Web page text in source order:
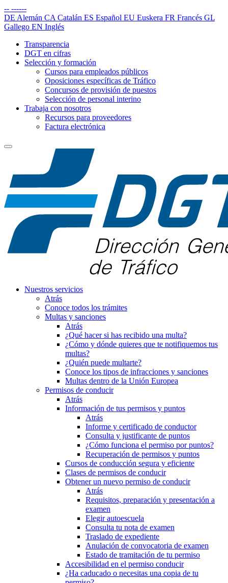
-- ------
DE Alemán CA Catalán ES Español EU Euskera FR Francés GL
Gallego EN Inglés
Transparencia
DGT en cifras
Selección y formación
Cursos para empleados públicos
Oposiciones específicas de Tráfico
Concursos de provisión de puestos
Selección de personal interino
Trabaja con nosotros
Recursos para proveedores
Factura electrónica
Nuestros servicios
Atrás
Conoce todos los trámites
Multas y sanciones
Atrás
¿Qué hacer si has recibido una multa?
¿Cómo y dónde quieres que te notifiquemos tus
multas?
¿Quién puede multarte?
Conoce los tipos de infracciones y sanciones
Multas dentro de la Unión Europea
Permisos de conducir
Atrás
Información de tus permisos y puntos
Atrás
Informe y certificado de conductor
Consulta y justificante de puntos
¿Cómo funciona el permiso por puntos?
Recuperación de permisos y puntos
Cursos de conducción segura y eficiente
Clases de permisos de conducir
Obtener un nuevo permiso de conducir
Atrás
Requisitos, preparación y presentación a
examen
Elegir autoescuela
Consulta tu nota de examen
Traslado de expediente
Anulación de convocatoria de examen
Estado de tramitación de tu permiso
Accesibilidad en el permiso conducir
¿Ha caducado o necesitas una copia de tu